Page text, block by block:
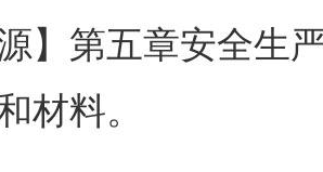
源】第五章安全生
材料。